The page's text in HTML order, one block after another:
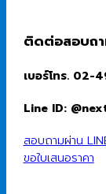
ติดต่อสอบถา
เบอร์โทร.
Line ID:
สอบถามผ่าน
ขอใบเสนอราคา